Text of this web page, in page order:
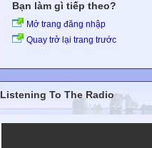
Bạn làm gì tiếp theo?
Mở trang đăng nhập
Quay trở lại trang trước
Listening To The Radio